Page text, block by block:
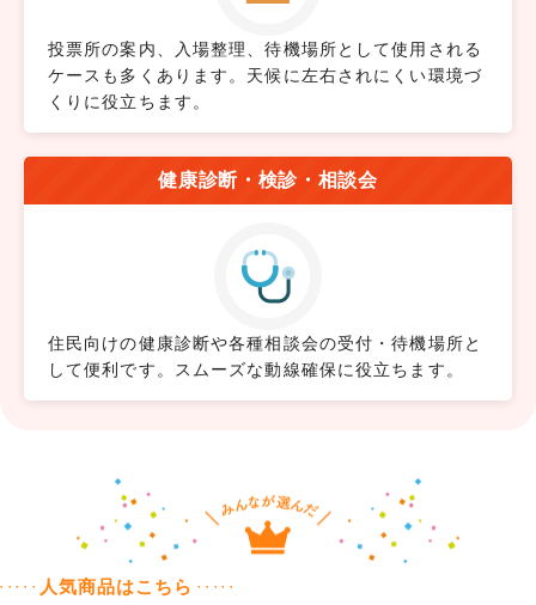
投票所の案内、入場整理、待機場所として使用される
ケースも多くあります。天候に左右されにくい環境づ
くりに役立ちます。
健康診断・検診・相談会
住民向けの健康診断や各種相談会の受付・待機場所と
して便利です。スムーズな動線確保に役立ちます。
人気商品はこちら